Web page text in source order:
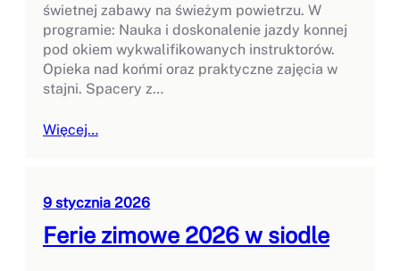
świetnej zabawy na świeżym powietrzu. W
programie: Nauka i doskonalenie jazdy konnej
pod okiem wykwalifikowanych instruktorów.
Opieka nad końmi oraz praktyczne zajęcia w
stajni. Spacery z…
Więcej…
9 stycznia 2026
Ferie zimowe 2026 w siodle